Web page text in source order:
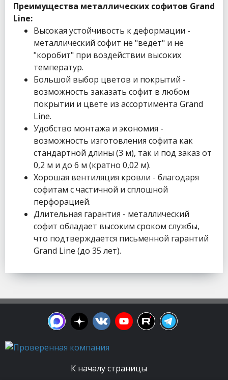
Преимущества металлических софитов Grand
Line:
Высокая устойчивость к деформации -
металлический софит не "ведет" и не
"коробит" при воздействии высоких
температур.
Большой выбор цветов и покрытий -
возможность заказать софит в любом
покрытии и цвете из ассортимента Grand
Line.
Удобство монтажа и экономия -
возможность изготовления софита как
стандартной длины (3 м), так и под заказ от
0,2 м и до 6 м (кратно 0,02 м).
Хорошая вентиляция кровли - благодаря
софитам с частичной и сплошной
перфорацией.
Длительная гарантия - металлический
софит обладает высоким сроком службы,
что подтверждается письменной гарантий
Grand Line (до 35 лет).
К началу страницы